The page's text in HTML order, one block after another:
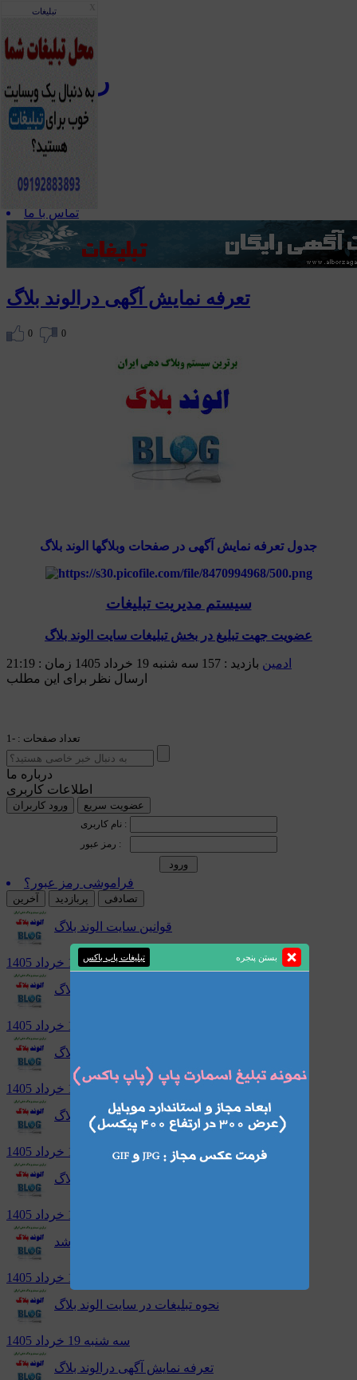
تبليغات
ربات بلاگ
صفحه اصلی
تالار گفتمان
ثبت نام
آرشیو
تماس با ما
تعرفه نمایش آگهی درالوند بلاگ
0 0
جدول تعرفه نمایش آگهی در صفحات وبلاگها الوند بلاگ
سیستم مدیریت تبلیغات
عضویت جهت تبلیغ در بخش تبلیغات سایت الوند بلاگ
ادمین بازدید : 157
سه شنبه 19 خرداد 1405 زمان : 21:19
ارسال نظر برای این مطلب
تعداد صفحات : -1
درباره ما
اطلاعات کاربری
ورود کاربران عضویت سریع
نام کاربری :
رمز عبور :
فراموشی رمز عبور؟
آخرین پربازدید تصادفی
قوانین سایت الوند بلاگ
سه شنبه 19 خرداد 1405
تبلیغات در سیستم وبلاگ دهی الوند بلاگ
ساخت وبلاگ شارژی در سایت الوند بلاگ
سه شنبه 19 خرداد 1405
اتصال دامین به وبلاگ الوند بلاگ
سه شنبه 19 خرداد 1405
الوند بلاگ
سیسنم وبلاگدهی الوند بلاگ افتتاح شد
نحوه تبلیغات در سایت الوند بلاگ
سه شنبه 19 خرداد 1405
تعرفه نمایش آگهی درالوند بلاگ
بستن پنجره تبلیغات پاپ باکس